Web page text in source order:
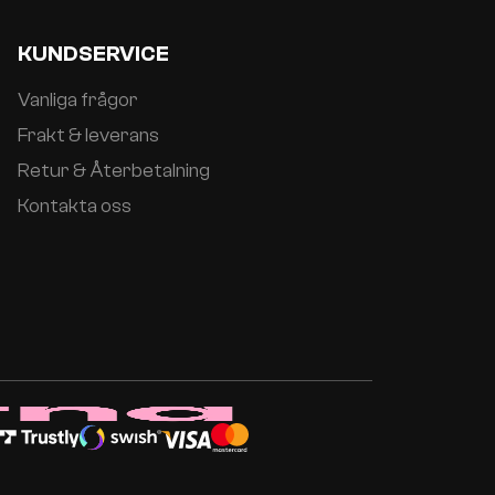
KUNDSERVICE
Vanliga frågor
Frakt & leverans
Retur & Återbetalning
Kontakta oss